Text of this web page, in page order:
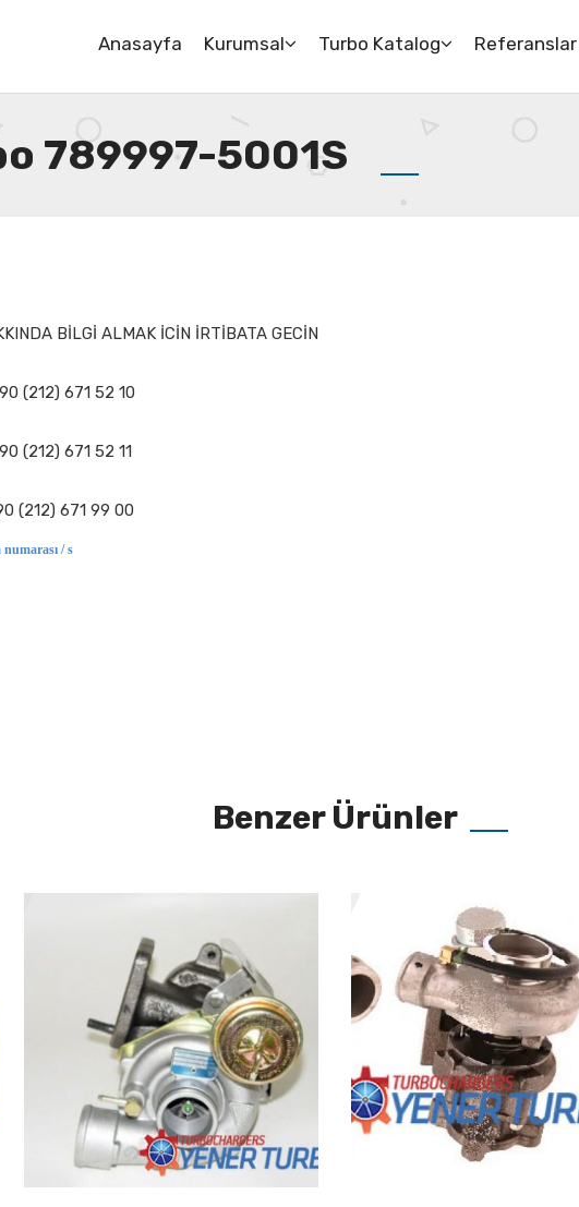
Anasayfa Kurumsal Turbo Katalog Referanslar
789997-5001S
BİLGİ ALMAK İCİN İRTİBATA GECİN
(212) 671 52 10
(212) 671 52 11
(212) 671 99 00
numarası / s
Benzer Ürünler